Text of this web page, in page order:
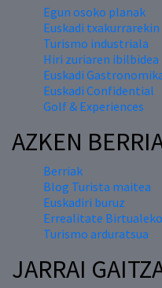
Egun osoko planak
Euskadi txakurrarekin
Turismo industriala
Hiri zuriaren ibilbidea
Euskadi
Euskadi Confidential
Golf & Experiences
AZKEN
Berriak
Blog Turista maitea
Euskadiri buruz
Errealitate
Turismo arduratsua
JARRAI